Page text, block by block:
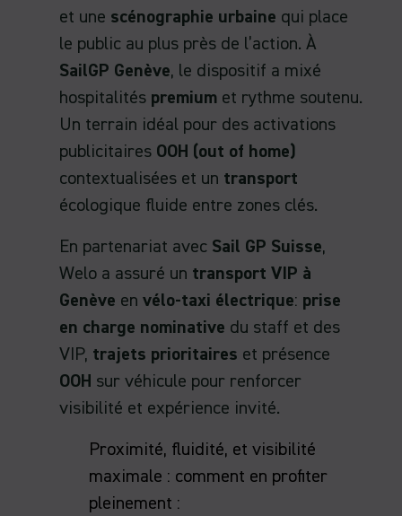
et une scénographie urbaine qui place
le public au plus près de l’action. À
SailGP Genève, le dispositif a mixé
hospitalités premium et rythme soutenu.
Un terrain idéal pour des activations
publicitaires OOH (out of home)
contextualisées et un transport
écologique fluide entre zones clés.
En partenariat avec Sail GP Suisse,
Welo a assuré un transport VIP à
Genève en vélo-taxi électrique: prise
en charge nominative du staff et des
VIP, trajets prioritaires et présence
OOH sur véhicule pour renforcer
visibilité et expérience invité.
Proximité, fluidité, et visibilité
maximale : comment en profiter
pleinement :